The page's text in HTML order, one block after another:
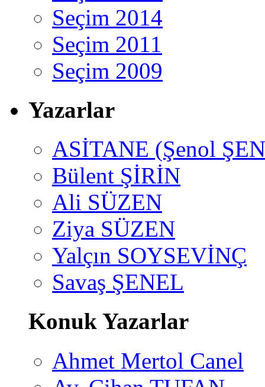
Seçim 2014
Seçim 2011
Seçim 2009
Yazarlar
ASİTANE (Şenol
Bülent ŞİRİN
Ali SÜZEN
Ziya SÜZEN
Yalçın SOYSEVİNÇ
Savaş ŞENEL
Konuk Yazarlar
Ahmet Mertol Canel